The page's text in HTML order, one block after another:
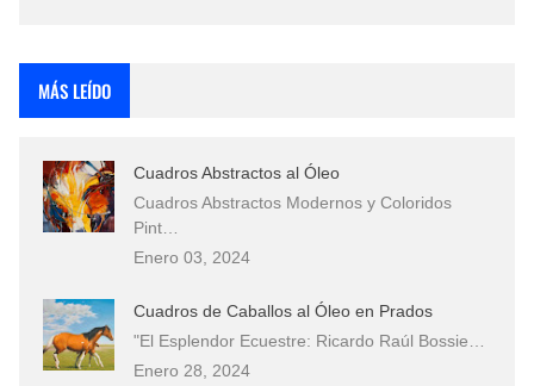
El mundo del arte en pintura surrealista
MÁS LEÍDO
Cuadros Abstractos al Óleo
Cuadros Abstractos Modernos y Coloridos
Pint…
Enero 03, 2024
Cuadros de Caballos al Óleo en Prados
"El Esplendor Ecuestre: Ricardo Raúl Bossie…
Enero 28, 2024